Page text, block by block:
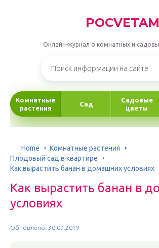
POCVETAM
Онлайн-журнал о комнатных и
Комнатные
растения
Сад
Садовые
цветы
Home
Комнатные растения
Плодовый сад в квартире
Как вырастить банан в домашних условиях
Как вырастить банан в
условиях
Обновлено: 30.07.2019